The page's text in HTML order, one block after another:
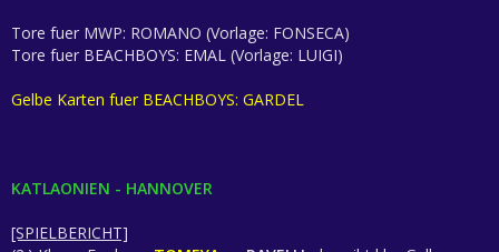
Tore fuer MWP: ROMANO (Vorlage: FONSECA)
Tore fuer BEACHBOYS: EMAL (Vorlage: LUIGI)
Gelbe Karten fuer BEACHBOYS: GARDEL
KATLAONIEN - HANNOVER
[SPIELBERICHT]